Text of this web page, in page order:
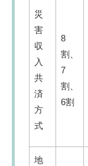
災
害
収
入
共
済
方
式
8
割、
7
割、
6割
地